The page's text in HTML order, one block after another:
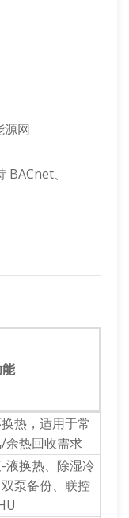
源网
、
热，适用于常
余热回收需求
液换热、除湿冷
泵备份、联控